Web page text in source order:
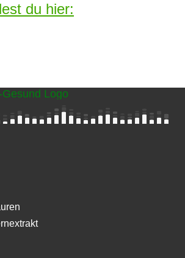
du hier: